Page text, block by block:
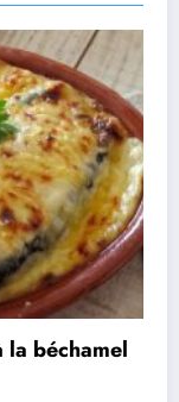
RECETTES RECETTES